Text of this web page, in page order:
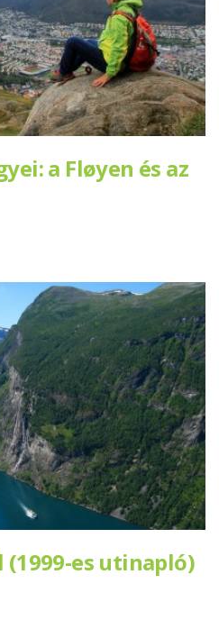
a Fløyen és az
es utinapló)